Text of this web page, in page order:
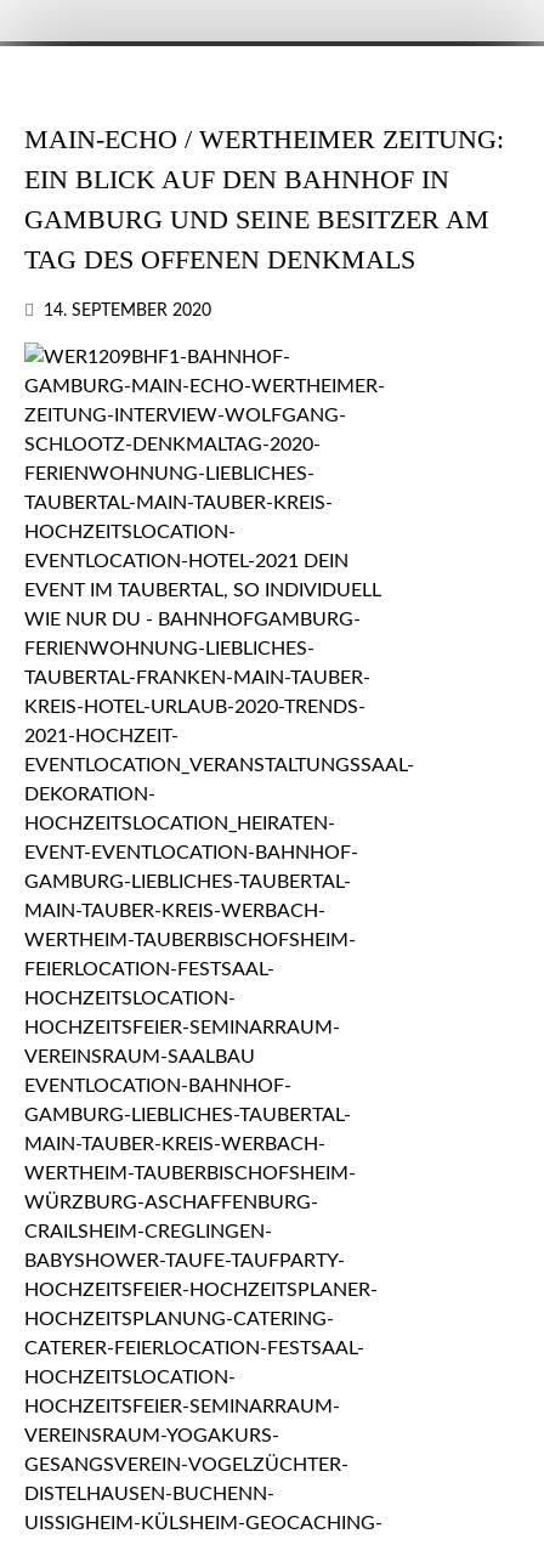
MAIN-ECHO / WERTHEIMER ZEITUNG:
EIN BLICK AUF DEN BAHNHOF IN
GAMBURG UND SEINE BESITZER AM
TAG DES OFFENEN DENKMALS
14. SEPTEMBER 2020